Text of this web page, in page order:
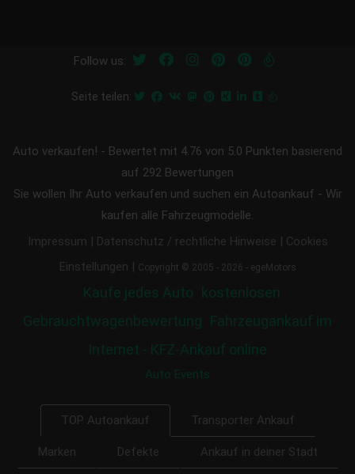
Follow us:
Seite teilen:
Auto verkaufen! - Bewertet mit 4.76 von 5.0 Punkten basierend
auf 292 Bewertungen
Sie wollen Ihr Auto verkaufen und suchen ein Autoankauf - Wir
kaufen alle Fahrzeugmodelle.
Impressum | Datenschutz / rechtliche Hinweise | Cookies
Einstellungen | Copyright © 2005 - 2026 - egeMotors
Kaufe jedes Auto kostenlosen
Gebrauchtwagenbewertung Fahrzeugankauf im
Internet - KFZ-Ankauf online
Auto Events
TOP Autoankauf Transporter Ankauf
Marken Defekte Ankauf in deiner Stadt